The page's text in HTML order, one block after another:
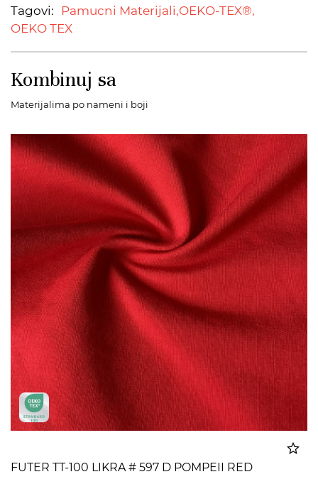
Tagovi: Pamucni Materijali,OEKO-TEX®,
OEKO TEX
Kombinuj sa
Materijalima po nameni i boji
FUTER TT-100 LIKRA # 597 D POMPEII RED